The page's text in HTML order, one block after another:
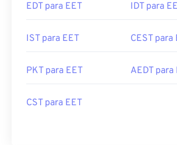
EDT para EET IDT para
IST para EET CEST para
PKT para EET AEDT para
CST para EET